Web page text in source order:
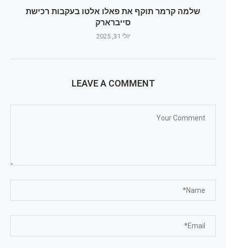
שלמה קרמר תוקף את פאלו אלטו בעקבות רכישת
סייברארק
יולי 31, 2025
LEAVE A COMMENT